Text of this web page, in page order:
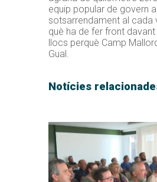
equip popular de govern
sotsarrendament al cada
què ha de fer front
llocs perquè Camp
Gual.
Notícies